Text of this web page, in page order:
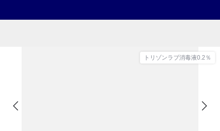
トリゾンラブ消毒液0.2％